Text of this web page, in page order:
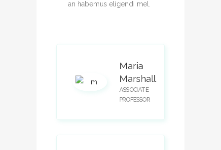
an habemus eligendi mel.
Maria
Marshall
ASSOCIATE
PROFESSOR